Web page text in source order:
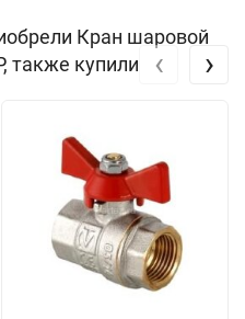
Кран шаровой
также купили
‹ ›